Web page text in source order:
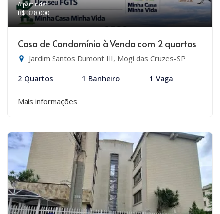
A partir de:
R$ 328.000
Casa de Condomínio à Venda com 2 quartos
Jardim Santos Dumont III, Mogi das Cruzes-SP
2 Quartos 1 Banheiro 1 Vaga
Mais informações